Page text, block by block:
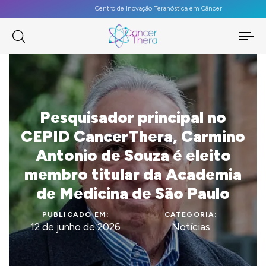
Centro de Inovação Teranóstica em Câncer
Pesquisador principal no
CEPID CancerThera, Carmino
Antonio de Souza é eleito
membro titular da Academia
de Medicina de São Paulo
PUBLICADO EM:
12 de junho de 2026
CATEGORIA:
Notícias